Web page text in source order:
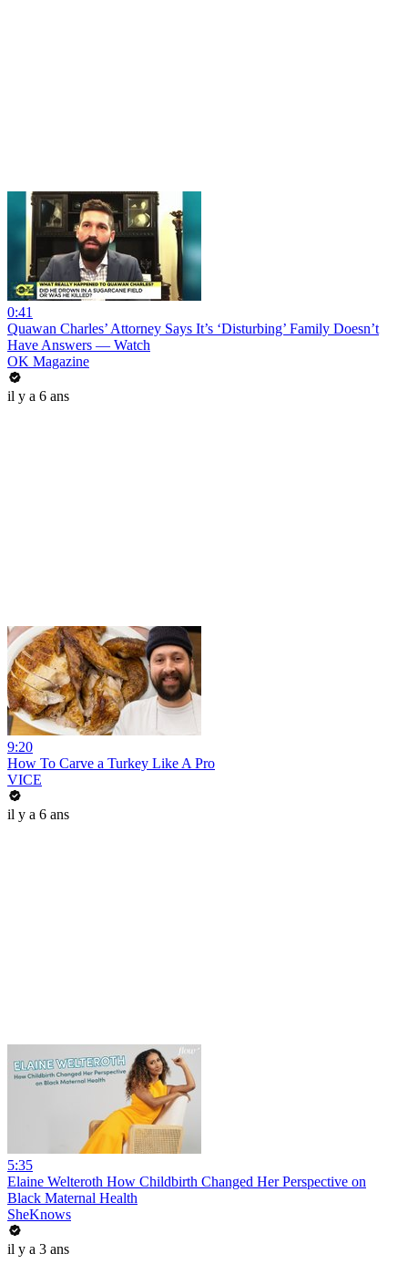
0:41
Quawan Charles’ Attorney Says It’s ‘Disturbing’ Family Doesn’t
Have Answers — Watch
OK Magazine
il y a 6 ans
9:20
How To Carve a Turkey Like A Pro
VICE
il y a 6 ans
5:35
Elaine Welteroth How Childbirth Changed Her Perspective on
Black Maternal Health
SheKnows
il y a 3 ans